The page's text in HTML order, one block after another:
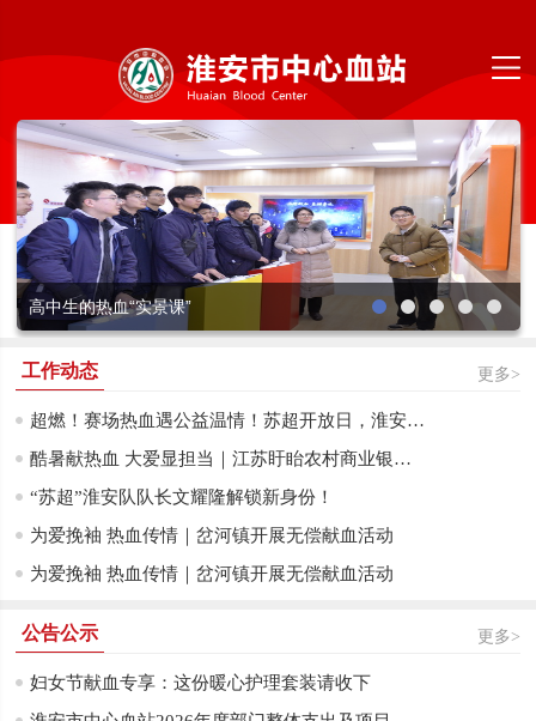
高中生的热血“实景课”
工作动态 更多>
超燃！赛场热血遇公益温情！苏超开放日，淮安市民以热血为球队助威
酷暑献热血 大爱显担当｜江苏盱眙农村商业银行开展无偿献血公益活动
“苏超”淮安队队长文耀隆解锁新身份！
为爱挽袖 热血传情｜岔河镇开展无偿献血活动
为爱挽袖 热血传情｜岔河镇开展无偿献血活动
公告公示 更多>
妇女节献血专享：这份暖心护理套装请收下